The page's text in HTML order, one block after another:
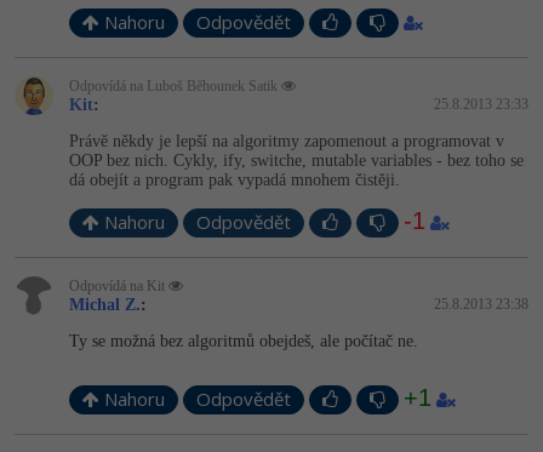
Nahoru Odpovědět
Odpovídá na Luboš Běhounek Satik
Kit: 25.8.2013 23:33
Právě někdy je lepší na algoritmy zapomenout a programovat v
OOP bez nich. Cykly, ify, switche, mutable variables - bez toho se
dá obejít a program pak vypadá mnohem čistěji.
Nahoru Odpovědět -1
Odpovídá na Kit
Michal Z.: 25.8.2013 23:38
Ty se možná bez algoritmů obejdeš, ale počítač ne.
Nahoru Odpovědět +1